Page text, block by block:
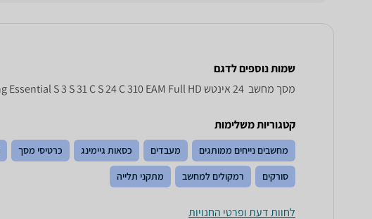
שמות נוספים לדגם
מסך מחשב ‏ 24 ‏אינטש Samsung Essential S 3 S 31 C S 24 C 310 EAM Full HD סמסונג, Essential S3 S31C S24C310EAM סמסונג , סמסונג Essential S3 S31C S24C310EAM
קטגוריות משלימות
מחשבים נייחים ממותגים מעבדים כסאות גיימינג כרטיסי מסך
סורקים רמקולים למחשב מתקני תלייה
לחוות דעת ופרטי החנויות